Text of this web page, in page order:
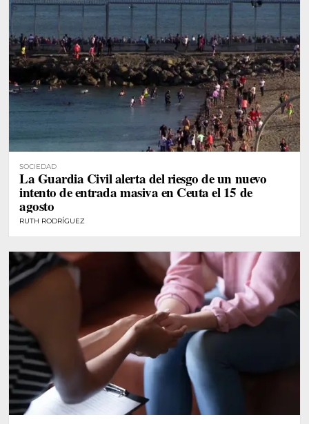
SOCIEDAD
La Guardia Civil alerta del riesgo de un nuevo
intento de entrada masiva en Ceuta el 15 de
agosto
RUTH RODRÍGUEZ